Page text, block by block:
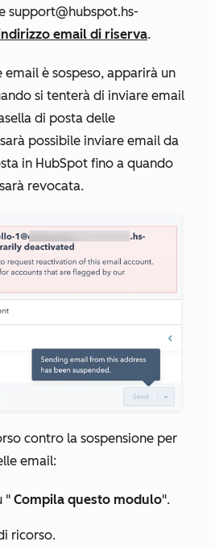
support@hubspot.hs-
email di riserva.
email è sospeso, apparirà un
si tenterà di inviare email
di posta delle
possibile inviare email da
in HubSpot fino a quando
revocata.
contro la sospensione per
email:
" Compila questo modulo".
ricorso.